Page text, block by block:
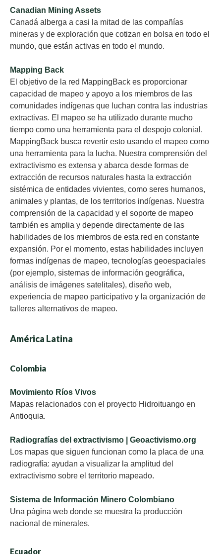
Canadian Mining Assets
Canadá alberga a casi la mitad de las compañías
mineras y de exploración que cotizan en bolsa en todo el
mundo, que están activas en todo el mundo.
Mapping Back
El objetivo de la red MappingBack es proporcionar
capacidad de mapeo y apoyo a los miembros de las
comunidades indígenas que luchan contra las industrias
extractivas. El mapeo se ha utilizado durante mucho
tiempo como una herramienta para el despojo colonial.
MappingBack busca revertir esto usando el mapeo como
una herramienta para la lucha. Nuestra comprensión del
extractivismo es extensa y abarca desde formas de
extracción de recursos naturales hasta la extracción
sistémica de entidades vivientes, como seres humanos,
animales y plantas, de los territorios indígenas. Nuestra
comprensión de la capacidad y el soporte de mapeo
también es amplia y depende directamente de las
habilidades de los miembros de esta red en constante
expansión. Por el momento, estas habilidades incluyen
formas indígenas de mapeo, tecnologías geoespaciales
(por ejemplo, sistemas de información geográfica,
análisis de imágenes satelitales), diseño web,
experiencia de mapeo participativo y la organización de
talleres alternativos de mapeo.
América Latina
Colombia
Movimiento Ríos Vivos
Mapas relacionados con el proyecto Hidroituango en
Antioquia.
Radiografías del extractivismo | Geoactivismo.org
Los mapas que siguen funcionan como la placa de una
radiografía: ayudan a visualizar la amplitud del
extractivismo sobre el territorio mapeado.
Sistema de Información Minero Colombiano
Una página web donde se muestra la producción
nacional de minerales.
Ecuador